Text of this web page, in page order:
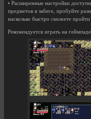
• Расширенные настройки
предметов в забеге, пробуйте
насколько быстро сможете
Рекомендуется играть на геймпаде.